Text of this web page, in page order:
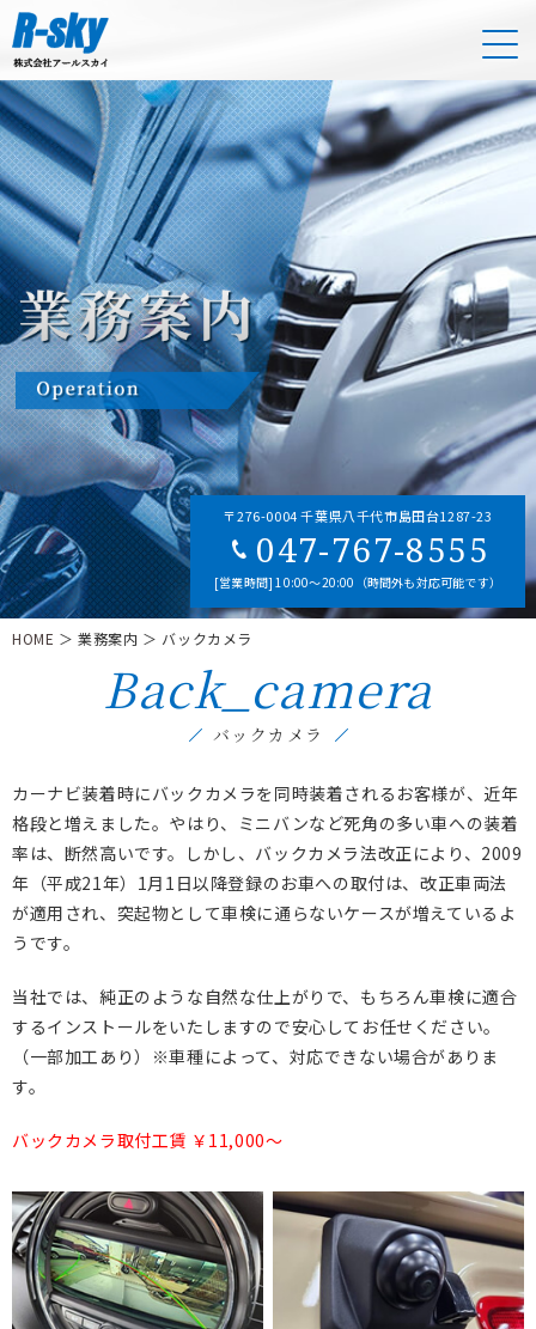
〒276-0004 千葉県八千代市島田台1287-23
047-767-8555
[営業時間] 10:00～20:00（時間外も対応可能です）
HOME ＞ 業務案内 ＞ バックカメラ
Back_camera
バックカメラ
カーナビ装着時にバックカメラを同時装着されるお客様が、近年
格段と増えました。やはり、ミニバンなど死角の多い車への装着
率は、断然高いです。しかし、バックカメラ法改正により、2009
年（平成21年）1月1日以降登録のお車への取付は、改正車両法
が適用され、突起物として車検に通らないケースが増えているよ
うです。
当社では、純正のような自然な仕上がりで、もちろん車検に適合
するインストールをいたしますので安心してお任せください。
（一部加工あり）※車種によって、対応できない場合がありま
す。
バックカメラ取付工賃 ￥11,000～